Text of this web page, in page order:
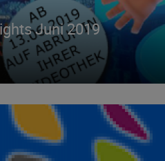
Juni 2019